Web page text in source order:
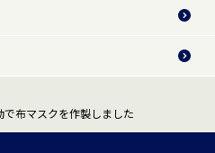
で布マスクを作製しました